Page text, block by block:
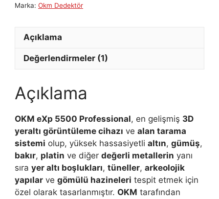
Marka: Okm Dedektör
Açıklama
Değerlendirmeler (1)
Açıklama
OKM eXp 5500 Professional, en gelişmiş 3D
yeraltı görüntüleme cihazı ve alan tarama
sistemi olup, yüksek hassasiyetli altın, gümüş,
bakır, platin ve diğer değerli metallerin yanı
sıra yer altı boşlukları, tüneller, arkeolojik
yapılar ve gömülü hazineleri tespit etmek için
özel olarak tasarlanmıştır. OKM tarafından